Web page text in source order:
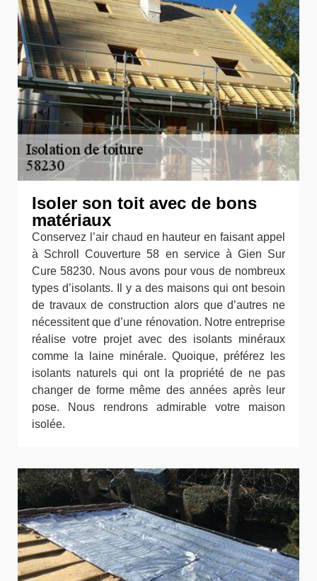
Isoler son toit avec de bons
matériaux
Conservez l’air chaud en hauteur en faisant appel
à Schroll Couverture 58 en service à Gien Sur
Cure 58230. Nous avons pour vous de nombreux
types d’isolants. Il y a des maisons qui ont besoin
de travaux de construction alors que d’autres ne
nécessitent que d’une rénovation. Notre entreprise
réalise votre projet avec des isolants minéraux
comme la laine minérale. Quoique, préférez les
isolants naturels qui ont la propriété de ne pas
changer de forme même des années après leur
pose. Nous rendrons admirable votre maison
isolée.